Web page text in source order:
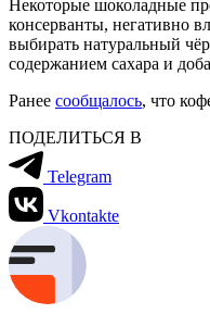
Некоторые шоколадные
консерванты, негативно
выбирать натуральный
содержанием сахара и
Ранее сообщалось, что
ПОДЕЛИТЬСЯ В
Telegram
Vkontakte